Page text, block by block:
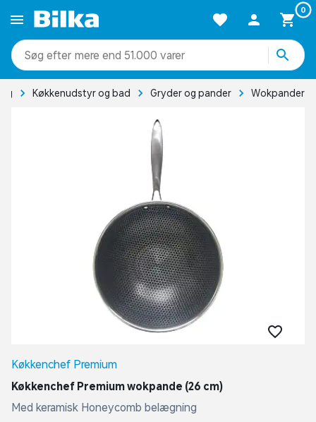
0
mere end 51.000 varer
Køkkenudstyr og bad Gryder og pander Wokpander
Køkkenchef Premium
Køkkenchef Premium wokpande (26 cm)
Med keramisk Honeycomb belægning